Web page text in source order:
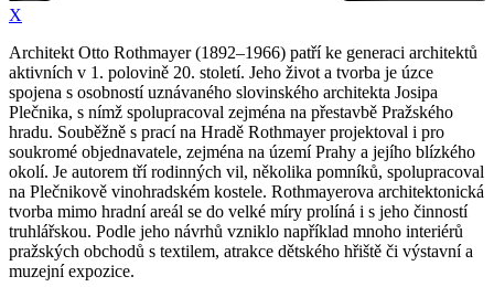
X
Architekt Otto Rothmayer (1892–1966) patří ke generaci architektů
aktivních v 1. polovině 20. století. Jeho život a tvorba je úzce
spojena s osobností uznávaného slovinského architekta Josipa
Plečnika, s nímž spolupracoval zejména na přestavbě Pražského
hradu. Souběžně s prací na Hradě Rothmayer projektoval i pro
soukromé objednavatele, zejména na území Prahy a jejího blízkého
okolí. Je autorem tří rodinných vil, několika pomníků, spolupracoval
na Plečnikově vinohradském kostele. Rothmayerova architektonická
tvorba mimo hradní areál se do velké míry prolíná i s jeho činností
truhlářskou. Podle jeho návrhů vzniklo například mnoho interiérů
pražských obchodů s textilem, atrakce dětského hřiště či výstavní a
muzejní expozice.